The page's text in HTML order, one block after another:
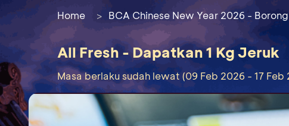
Home BCA Chinese New Year 2026 -
All Fresh - Dapatkan 1 Kg Jeruk
Masa berlaku sudah lewat (09 Feb 2026 - 17 Feb